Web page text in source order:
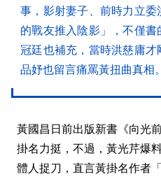
事，影射妻子、前時力立
的戰友推入陰影」，不僅
冠廷也補充，當時洪慈庸
品妤也留言痛罵黃扭曲真相。
黃國昌日前出版新書《向光
掛名力挺，不過，黃光芹爆
體人捉刀，直言黃掛名作者